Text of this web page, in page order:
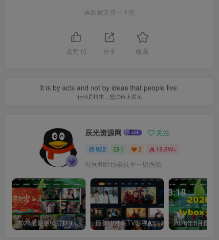
喜欢就支持一下吧
点赞 10 分享 收藏
It is by acts and not by ideas that people live.
行动是根本，想法锦上添花
辰光资源网 关注
922 1 2 18.8W+
时间和经历会抚平一切伤痛
2026最新版绿豆UI9双端影视APP源码 最新UI神马TV影视APP源码 乐檬影视苹果CMS后台 包含前后端源码